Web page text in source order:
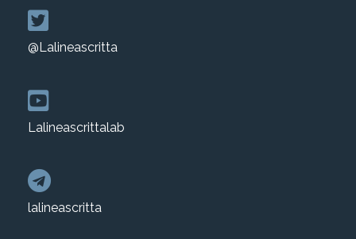
@Lalineascritta
Lalineascrittalab
lalineascritta